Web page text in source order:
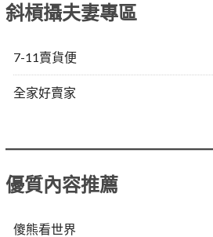
斜槓攝夫妻專區
7-11賣貨便
全家好賣家
優質內容推薦
傻熊看世界